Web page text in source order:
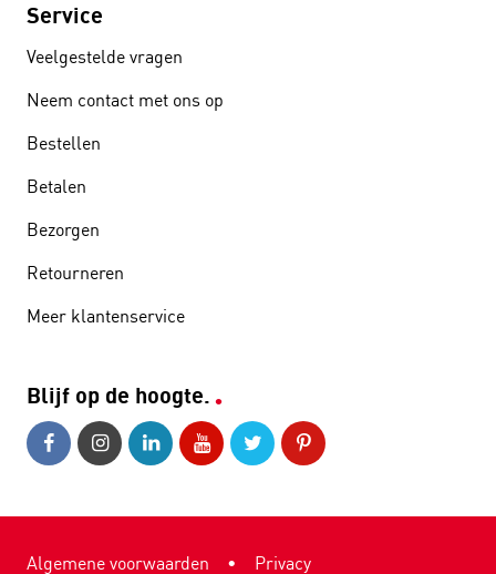
Service
Veelgestelde vragen
Neem contact met ons op
Bestellen
Betalen
Bezorgen
Retourneren
Meer klantenservice
Blijf op de hoogte.
Algemene voorwaarden • Privacy